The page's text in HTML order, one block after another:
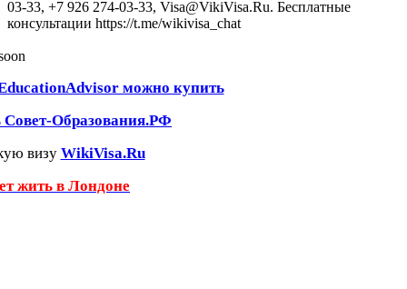
03-33, +7 926 274-03-33, Visa@VikiVisa.Ru. Бесплатные
консультации https://t.me/wikivisa_chat
можно купить
Совет-Образования.РФ
визу WikiVisa.Ru
жить в Лондоне